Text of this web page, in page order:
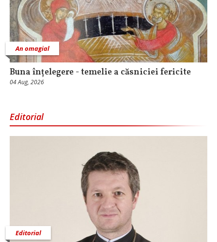
An omagial
Buna înțelegere - temelie a căsniciei fericite
04 Aug, 2026
Editorial
Editorial